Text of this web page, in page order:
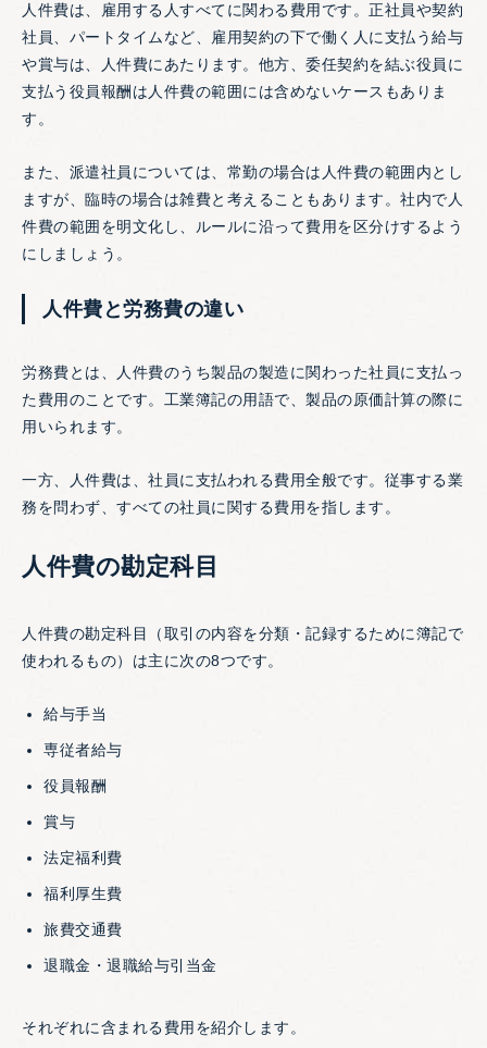
人件費は、雇用する人すべてに関わる費用です。正社員や契約
社員、パートタイムなど、雇用契約の下で働く人に支払う給与
や賞与は、人件費にあたります。他方、委任契約を結ぶ役員に
支払う役員報酬は人件費の範囲には含めないケースもありま
す。
また、派遣社員については、常勤の場合は人件費の範囲内とし
ますが、臨時の場合は雑費と考えることもあります。社内で人
件費の範囲を明文化し、ルールに沿って費用を区分けするよう
にしましょう。
人件費と労務費の違い
労務費とは、人件費のうち製品の製造に関わった社員に支払っ
た費用のことです。工業簿記の用語で、製品の原価計算の際に
用いられます。
一方、人件費は、社員に支払われる費用全般です。従事する業
務を問わず、すべての社員に関する費用を指します。
人件費の勘定科目
人件費の勘定科目（取引の内容を分類・記録するために簿記で
使われるもの）は主に次の8つです。
給与手当
専従者給与
役員報酬
賞与
法定福利費
福利厚生費
旅費交通費
退職金・退職給与引当金
それぞれに含まれる費用を紹介します。